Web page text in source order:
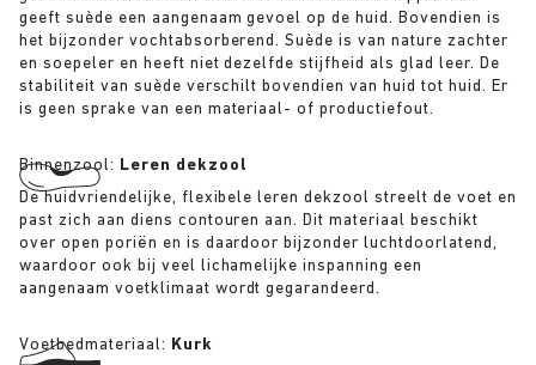
geeft suède een aangenaam gevoel op de huid. Bovendien is
het bijzonder vochtabsorberend. Suède is van nature zachter
en soepeler en heeft niet dezelfde stijfheid als glad leer. De
stabiliteit van suède verschilt bovendien van huid tot huid. Er
is geen sprake van een materiaal- of productiefout.
Binnenzool: Leren dekzool
De huidvriendelijke, flexibele leren dekzool streelt de voet en
past zich aan diens contouren aan. Dit materiaal beschikt
over open poriën en is daardoor bijzonder luchtdoorlatend,
waardoor ook bij veel lichamelijke inspanning een
aangenaam voetklimaat wordt gegarandeerd.
Voetbedmateriaal: Kurk